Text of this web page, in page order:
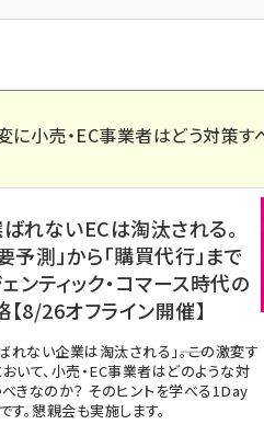
に小売・EC事業者はどう対策す
れないECは淘汰される。
予測」から「購買代行」まで
ンティック・コマース時代の
【8/26オフライン開催】
れない企業は淘汰される」――。この激変す
いて、小売・EC事業者はどのような対
きなのか？ そのヒントを学べる1Day
す。懇親会も実施します。